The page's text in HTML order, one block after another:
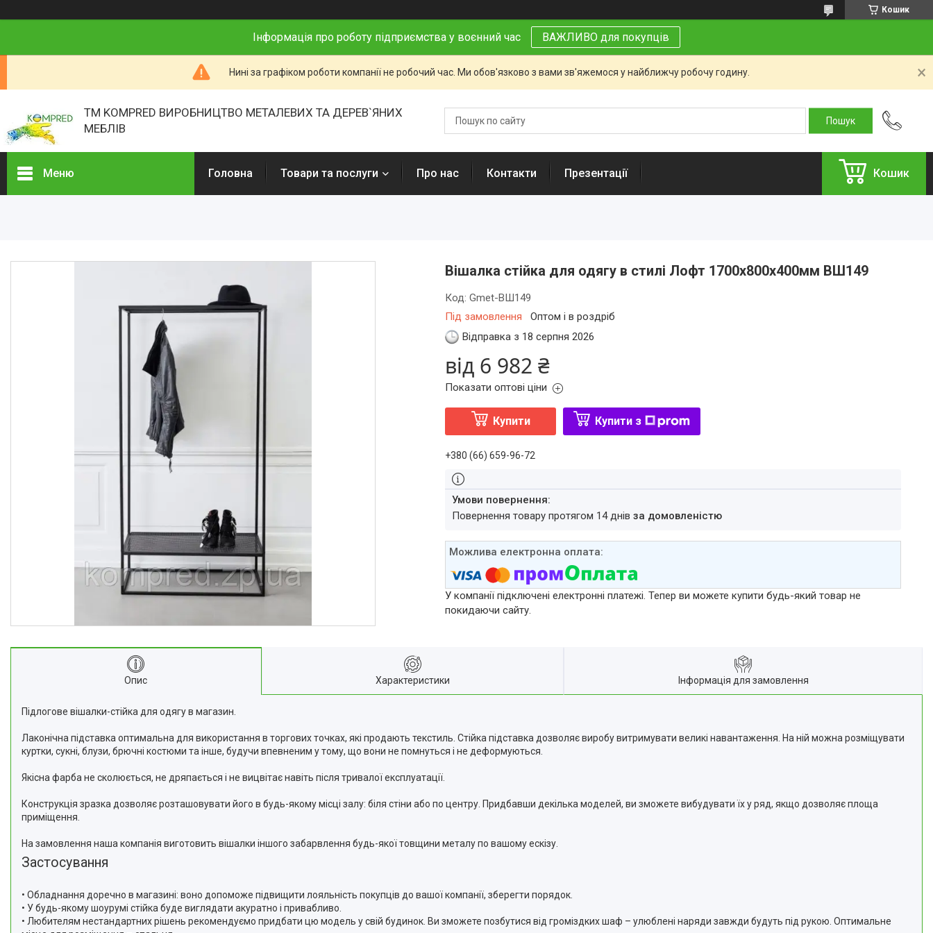
Кошик
Інформація про роботу підприємства у воєнний час ВАЖЛИВО для покупців
Нині за графіком роботи компанії не робочий час. Ми обов'язково з вами зв'яжемося у найближчу робочу годину.
ТМ KOMPRED ВИРОБНИЦТВО МЕТАЛЕВИХ ТА ДЕРЕВ`ЯНИХ
МЕБЛІВ
Меню
Реєстраційні документи
Головна Товари та послуги Про нас Контакти Презентації Кошик
Вішалка стійка для одягу в стилі Лофт 1700х800х400мм ВШ149
Під замовлення Оптом і в роздріб
Код:Gmet-ВШ149
Відправка з 18 серпня 2026
від 6 982 ₴
Показати оптові ціни
Купити Купити з
+380 (66) 659-96-72
повернення товару протягом 14 днівза домовленістю
У компанії підключені електронні платежі. Тепер ви можете купити будь-який товар не
покидаючи сайту.
Опис Характеристики Інформація для замовлення
Підлогове вішалки-стійка для одягу в магазин.
Лаконічна підставка оптимальна для використання в торгових точках, які продають текстиль. Стійка підставка дозволяє виробу витримувати великі навантаження. На ній можна розміщувати
куртки, сукні, блузи, брючні костюми та інше, будучи впевненим у тому, що вони не помнуться і не деформуються.
Якісна фарба не сколюється, не дряпається і не вицвітає навіть після тривалої експлуатації.
Конструкція зразка дозволяє розташовувати його в будь-якому місці залу: біля стіни або по центру. Придбавши декілька моделей, ви зможете вибудувати їх у ряд, якщо дозволяє площа
приміщення.
На замовлення наша компанія виготовить вішалки іншого забарвлення будь-якої товщини металу по вашому ескізу.
Застосування
• Обладнання доречно в магазині: воно допоможе підвищити лояльність покупців до вашої компанії, зберегти порядок.
• У будь-якому шоурумі стійка буде виглядати акуратно і привабливо.
• Любителям нестандартних рішень рекомендуємо придбати цю модель у свій будинок. Ви зможете позбутися від громіздких шаф – улюблені наряди завжди будуть під рукою. Оптимальне